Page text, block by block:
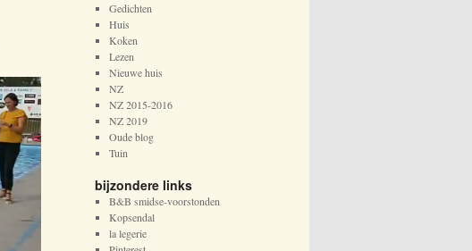
Gedichten
Huis
Koken
Lezen
Nieuwe huis
NZ
NZ 2015-2016
NZ 2019
Oude blog
Tuin
bijzondere links
B&B smidse-voorstonden
Kopsendal
la legerie